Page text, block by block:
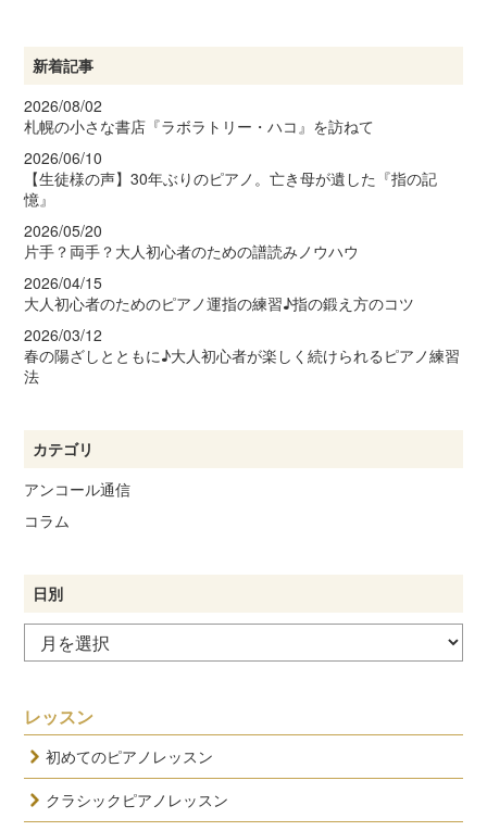
新着記事
2026/08/02
札幌の小さな書店『ラボラトリー・ハコ』を訪ねて
2026/06/10
【生徒様の声】30年ぶりのピアノ。亡き母が遺した『指の記
憶』
2026/05/20
片手？両手？大人初心者のための譜読みノウハウ
2026/04/15
大人初心者のためのピアノ運指の練習♪指の鍛え方のコツ
2026/03/12
春の陽ざしとともに♪大人初心者が楽しく続けられるピアノ練習
法
カテゴリ
アンコール通信
コラム
日別
レッスン
初めてのピアノレッスン
クラシックピアノレッスン